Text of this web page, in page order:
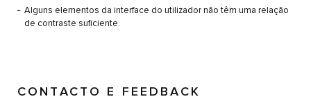
Alguns elementos da interface do utilizador não têm uma relação
de contraste suficiente.
CONTACTO E FEEDBACK